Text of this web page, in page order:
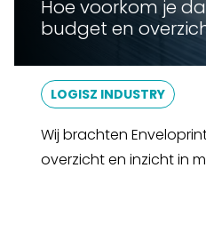
Hoe voorkom je
budget en
LOGISZ INDUSTRY
Wij brachten
overzicht en inzicht in